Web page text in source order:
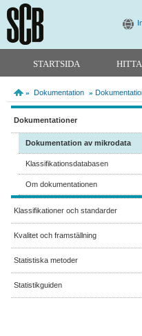
STARTSIDA
» Dokumentation »
Dokumentationer
Dokumentation av mikrodata
Klassifikationsdatabasen
Om dokumentationen
Klassifikationer och standarder
Kvalitet och framställning
Statistiska metoder
Statistikguiden